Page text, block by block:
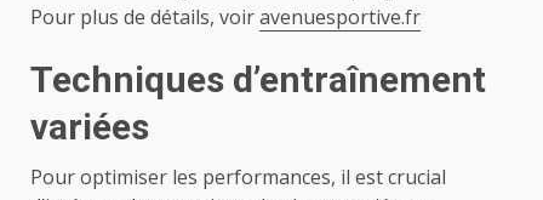
Pour plus de détails, voiravenuesportive.fr
Techniques d’entraînement
variées
Pour optimiser les performances, il est crucial